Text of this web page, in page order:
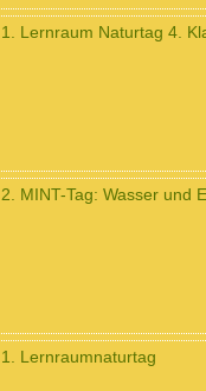
1. Lernraum Naturtag 4.
2. MINT-Tag: Wasser und
1. Lernraumnaturtag